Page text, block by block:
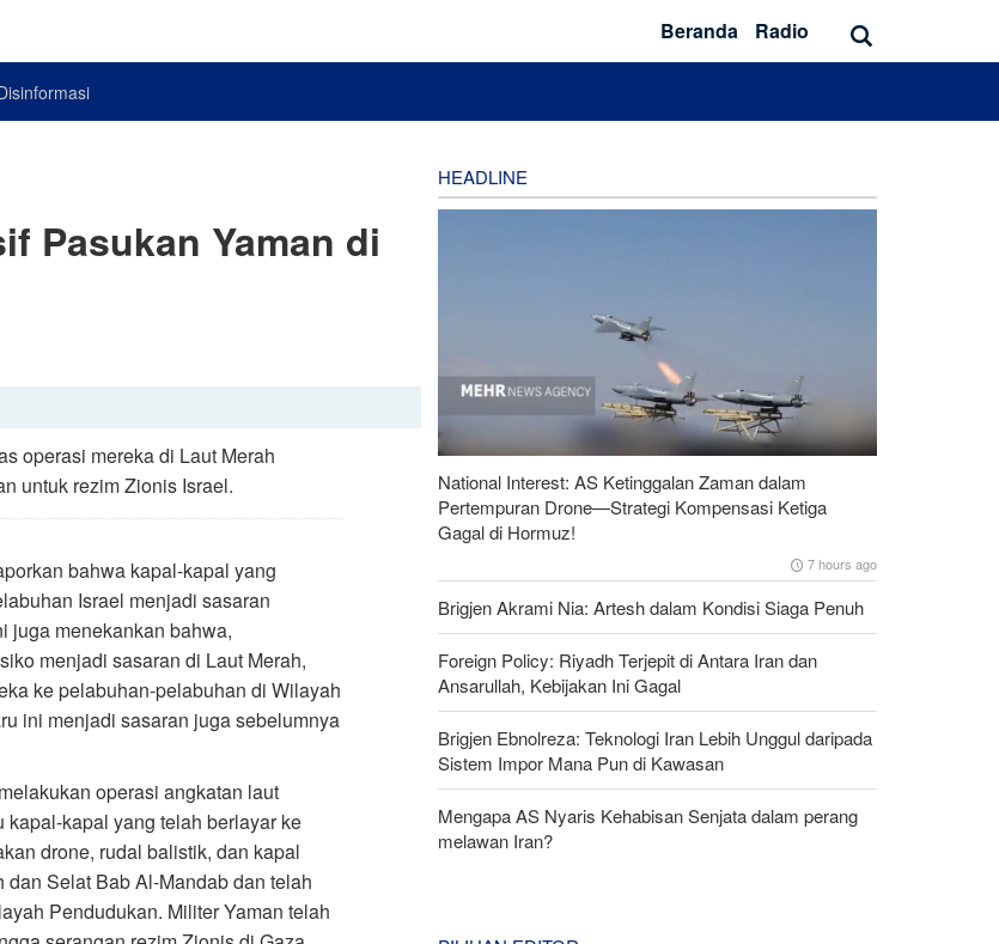
Beranda Radio
Pasukan Yaman di
operasi mereka di Laut Merah
untuk rezim Zionis Israel.
bahwa kapal-kapal yang
Israel menjadi sasaran
juga menekankan bahwa,
menjadi sasaran di Laut Merah,
ke pelabuhan-pelabuhan di Wilayah
ini menjadi sasaran juga sebelumnya
operasi angkatan laut
kapal yang telah berlayar ke
drone, rudal balistik, dan kapal
Selat Bab Al-Mandab dan telah
Pendudukan. Militer Yaman telah
HEADLINE
National Interest: AS Ketinggalan Zaman dalam
Pertempuran Drone—Strategi Kompensasi Ketiga
Gagal di Hormuz!
7 hours ago
Brigjen Akrami Nia: Artesh dalam Kondisi Siaga Penuh
Foreign Policy: Riyadh Terjepit di Antara Iran dan
Ansarullah, Kebijakan Ini Gagal
Brigjen Ebnolreza: Teknologi Iran Lebih Unggul daripada
Sistem Impor Mana Pun di Kawasan
Mengapa AS Nyaris Kehabisan Senjata dalam perang
melawan Iran?